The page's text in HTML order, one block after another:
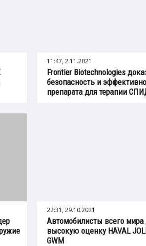
11:47, 2.11.2021
Frontier Biotechnologies
безопасность и
препарата для терапии
22:31, 29.10.2021
Автомобилисты всего
высокую оценку HAVAL
GWM